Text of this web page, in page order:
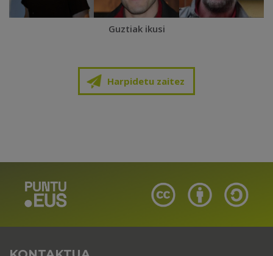
Guztiak ikusi
Harpidetu zaitez